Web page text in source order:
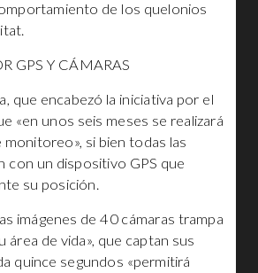
de los quelonios
GPS Y CÁMARAS
que encabezó la iniciativa por el
«en unos seis meses se realizará
monitoreo», si bien todas las
con un dispositivo GPS que
su posición.
imágenes de 40 cámaras trampa
área de vida», que captan sus
quince segundos «permitirá